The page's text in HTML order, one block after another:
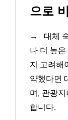
으로
→
대체
나 더 높
지 고려해
약했다면
며, 관광
합니다.